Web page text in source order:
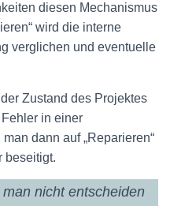
diesen Mechanismus
wird die interne
verglichen und eventuelle
Zustand des Projektes
in einer
dann auf „Reparieren“
beseitigt.
nicht entscheiden